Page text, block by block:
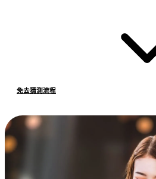
免去猜測流程